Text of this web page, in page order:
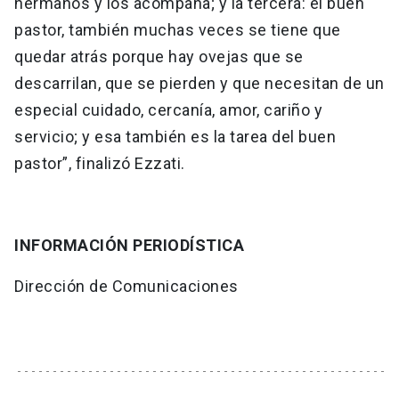
pastor, también muchas veces se tiene que
quedar atrás porque hay ovejas que se
descarrilan, que se pierden y que necesitan de un
especial cuidado, cercanía, amor, cariño y
servicio; y esa también es la tarea del buen
pastor”, finalizó Ezzati.
INFORMACIÓN PERIODÍSTICA
Dirección de Comunicaciones